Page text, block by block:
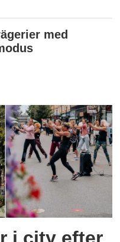
med